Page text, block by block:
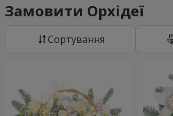
Замовити Орхідеї
Сортування